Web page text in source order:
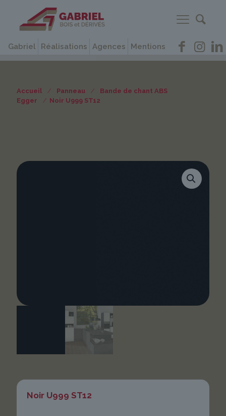
Gabriel Réalisations Agences Mentions
Accueil / Panneau /
Bande de chant ABS
Egger
/ Noir U999 ST12
Noir U999 ST12